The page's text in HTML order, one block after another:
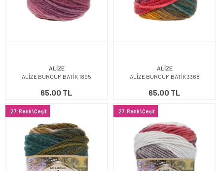
ALİZE
ALİZE BURCUM BATİK 1895
65,00 TL
ALİZE
ALİZE BURCUM BATİK 3368
65,00 TL
27 Renk\Çeşit 27 Renk\Çeşit